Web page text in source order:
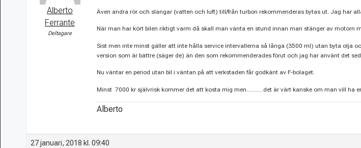
Alberto
Ferrante
Deltagare
Även andra rör och slangar (vatten och luft) till/från turbon rekommenderas bytas ut. Jag har
När man har kört bilen riktigt varm då skall man vänta en stund innan man stänger av motorn
Sist men inte minst gäller att inte hålla service intervallerna så långa (3500 ml) utan byta olja
version som är bättre (säger de) än den som rekommenderades förut och jag har använt det
Nu väntar en period utan bil i väntan på att verkstaden får godkänt av F-bolaget.
Minst 7000 kr självrisk kommer det att kosta mig men……….det är värt kanske om man vill ha
Alberto
27 januari, 2018 kl. 09:40